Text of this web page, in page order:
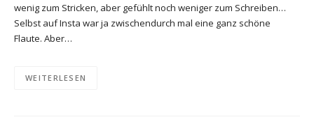
wenig zum Stricken, aber gefühlt noch weniger zum Schreiben…
Selbst auf Insta war ja zwischendurch mal eine ganz schöne
Flaute. Aber…
WEITERLESEN